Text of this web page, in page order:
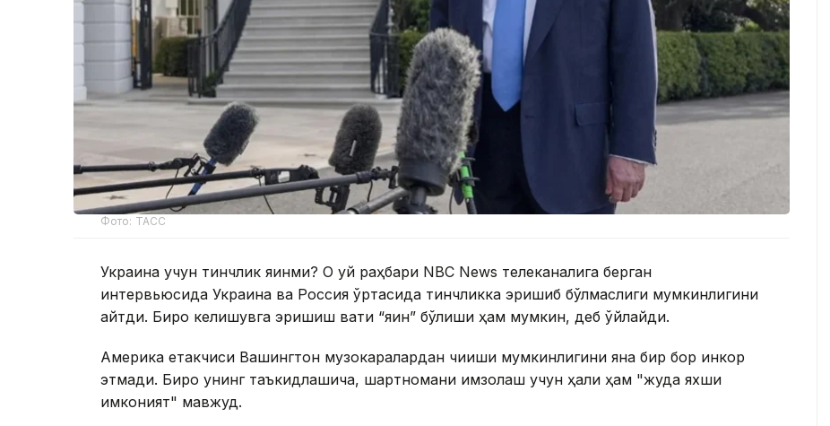
Фото: ТАСС
Украина учун тинчлик яқинми? Оқ уй раҳбари NBC News телеканалига берган
интервьюсида Украина ва Россия ўртасида тинчликка эришиб бўлмаслиги мумкинлигини
айтди. Бироқ келишувга эришиш вақти “яқин” бўлиши ҳам мумкин, деб ўйлайди.
Америка етакчиси Вашингтон музокаралардан чиқиши мумкинлигини яна бир бор инкор
этмади. Бироқ унинг таъкидлашича, шартномани имзолаш учун ҳали ҳам "жуда яхши
имконият" мавжуд.